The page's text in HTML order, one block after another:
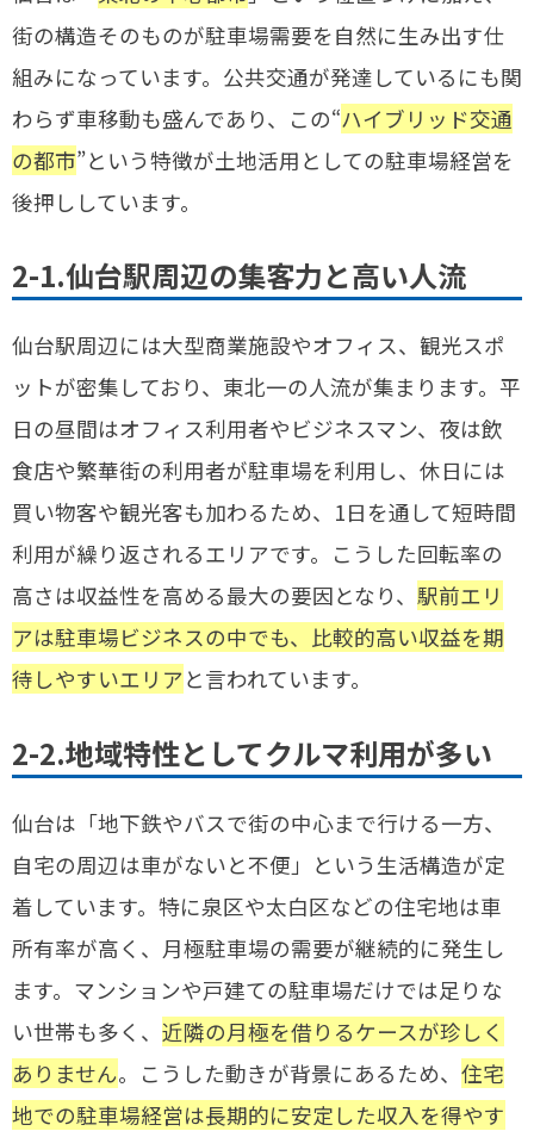
街の構造そのものが駐車場需要を自然に生み出す仕
組みになっています。公共交通が発達しているにも関
わらず車移動も盛んであり、この“ハイブリッド交通
の都市”という特徴が土地活用としての駐車場経営を
後押ししています。
2-1.仙台駅周辺の集客力と高い人流
仙台駅周辺には大型商業施設やオフィス、観光スポ
ットが密集しており、東北一の人流が集まります。平
日の昼間はオフィス利用者やビジネスマン、夜は飲
食店や繁華街の利用者が駐車場を利用し、休日には
買い物客や観光客も加わるため、1日を通して短時間
利用が繰り返されるエリアです。こうした回転率の
高さは収益性を高める最大の要因となり、 駅前エリ
アは駐車場ビジネスの中でも、比較的高い収益を期
待しやすいエリアと言われています。
2-2.地域特性としてクルマ利用が多い
仙台は「地下鉄やバスで街の中心まで行ける一方、
自宅の周辺は車がないと不便」という生活構造が定
着しています。特に泉区や太白区などの住宅地は車
所有率が高く、月極駐車場の需要が継続的に発生し
ます。マンションや戸建ての駐車場だけでは足りな
い世帯も多く、 近隣の月極を借りるケースが珍しく
ありません。こうした動きが背景にあるため、 住宅
地での駐車場経営は長期的に安定した収入を得やす